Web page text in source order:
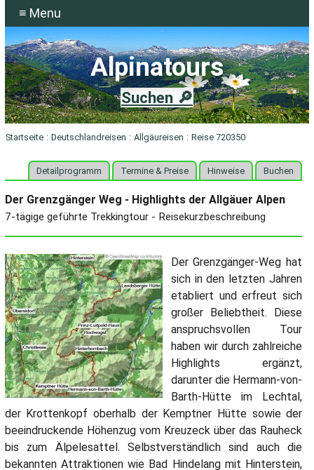
≡ Menu
Suchen 🔎
Alpinatours
Startseite : Deutschlandreisen : Allgäureisen : Reise 720350
Detailprogramm Termine & Preise Hinweise Buchen
Der Grenzgänger Weg - Highlights der Allgäuer Alpen
7-tägige geführte Trekkingtour - Reisekurzbeschreibung
Der Grenzgänger-Weg hat
sich in den letzten Jahren
etabliert und erfreut sich
großer Beliebtheit. Diese
anspruchsvollen Tour
haben wir durch zahlreiche
Highlights ergänzt,
darunter die Hermann-von-
Barth-Hütte im Lechtal,
der Krottenkopf oberhalb der Kemptner Hütte sowie der
beeindruckende Höhenzug vom Kreuzeck über das Rauheck
bis zum Älpelesattel. Selbstverständlich sind auch die
bekannten Attraktionen wie Bad Hindelang mit Hinterstein,